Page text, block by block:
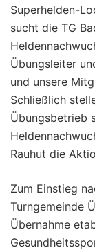
Superhelden-
sucht die TG
Übungsleiter
und unsere
Schließlich
Übungsbetrieb
Rauhut die
Zum Einstieg
Turngemeinde
Übernahme